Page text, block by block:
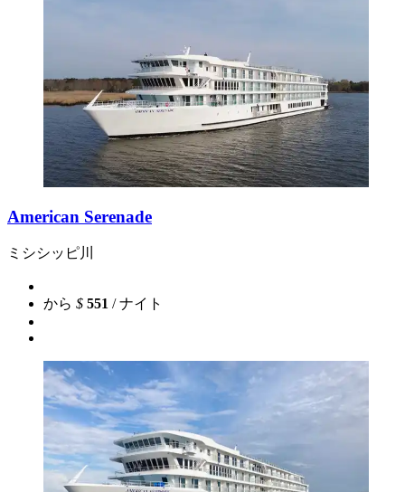
American Serenade
ミシシッピ川
から $ 551 / ナイト